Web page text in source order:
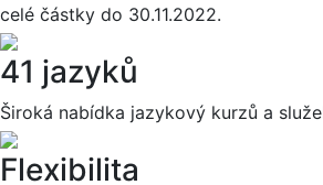
celé částky do 30.11.2022.
41 jazyků
Široká nabídka jazykový kurzů a
Flexibilita